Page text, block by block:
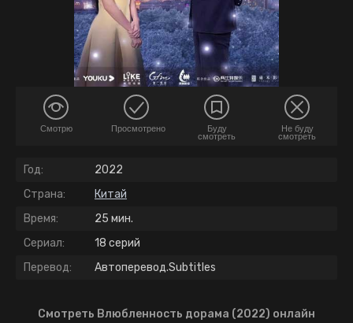
Смотрю Просмотрено
Буду
смотреть
Не буду
смотреть
Год:
2022
Страна:
Китай
Время:
25 мин.
Сериал:
18 серий
Перевод:
Автоперевод.Subtitles
Смотреть Влюбленность дорама (2022) онлайн